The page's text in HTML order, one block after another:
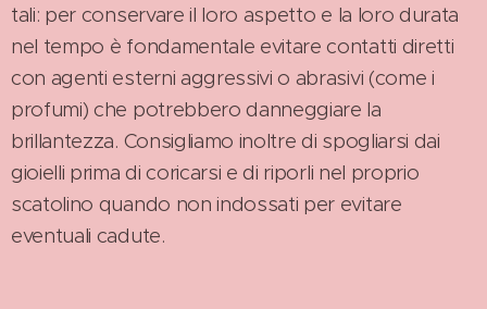
tali: per conservare il loro aspetto e la loro durata
nel tempo è fondamentale evitare contatti diretti
con agenti esterni aggressivi o abrasivi (come i
profumi) che potrebbero danneggiare la
brillantezza. Consigliamo inoltre di spogliarsi dai
gioielli prima di coricarsi e di riporli nel proprio
scatolino quando non indossati per evitare
eventuali cadute.